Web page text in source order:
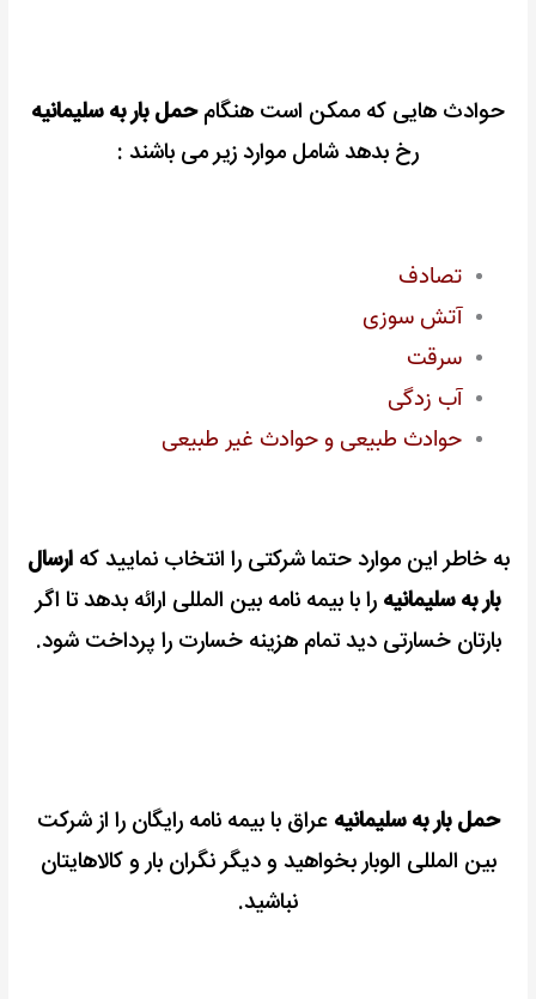
حوادث هایی که ممکن است هنگامحمل بار به سلیمانیه
رخ بدهد شامل موارد زیر می باشند :
تصادف
آتش سوزی
سرقت
آب زدگی
حوادث طبیعی و حوادث غیر طبیعی
به خاطر این موارد حتما شرکتی را انتخاب نمایید کهارسال
بار به سلیمانیه را با بیمه نامه بین المللی ارائه بدهد تا اگر
بارتان خسارتی دید تمام هزینه خسارت را پرداخت شود.
حمل بار به سلیمانیه عراق با بیمه نامه رایگان را از شرکت
بین المللی الوبار بخواهید و دیگر نگران بار و کالاهایتان
نباشید.